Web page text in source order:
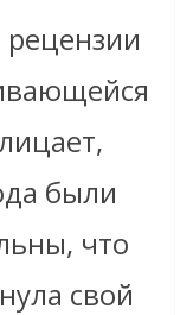
были
что
свой